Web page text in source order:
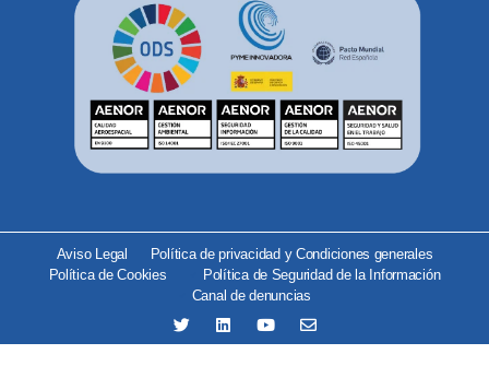
Aviso Legal
Política de privacidad y Condiciones generales
Política de Cookies
Política de Seguridad de la Información
Canal de denuncias